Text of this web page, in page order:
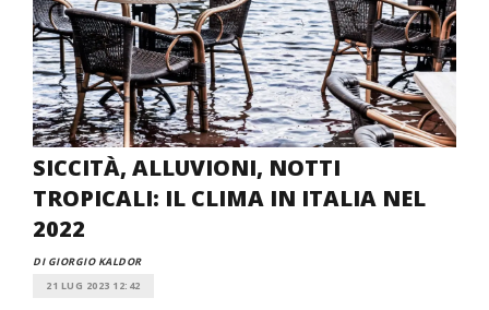
SICCITÀ, ALLUVIONI, NOTTI
TROPICALI: IL CLIMA IN ITALIA NEL
2022
DI GIORGIO KALDOR
21 LUG 2023 12:42